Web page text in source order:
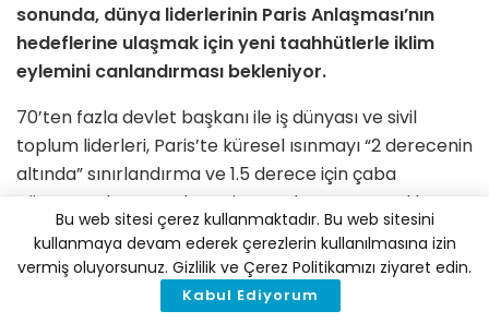
sonunda, dünya liderlerinin Paris Anlaşması’nın
hedeflerine ulaşmak için yeni taahhütlerle iklim
eylemini canlandırması bekleniyor.
70’ten fazla devlet başkanı ile iş dünyası ve sivil
toplum liderleri, Paris’te küresel ısınmayı “2 derecenin
altında” sınırlandırma ve 1.5 derece için çaba
gösterme konusunda Paris’te anlaşmaya vardıktan
beş yıl sonra 12 Aralık’ta sanal iklim zirvesinde bir
araya gelecek.
Zirve, ülkelerin ısınma hedeflerini karşılamak için her
Bu web sitesi çerez kullanmaktadır. Bu web sitesini
kullanmaya devam ederek çerezlerin kullanılmasına izin
vermiş oluyorsunuz. Gizlilik ve Çerez Politikamızı ziyaret edin.
Kabul Ediyorum